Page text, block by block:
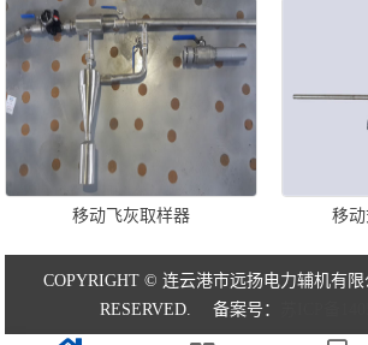
移动飞灰取样器 移
COPYRIGHT © 连云港市远扬电力辅机有
RESERVED. 备案号：